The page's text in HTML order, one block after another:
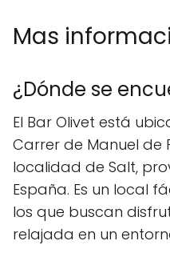
Mas
¿Dónde se
El Bar Olivet está
Carrer de Manuel de
localidad de Salt,
España. Es un local
los que buscan
relajada en un